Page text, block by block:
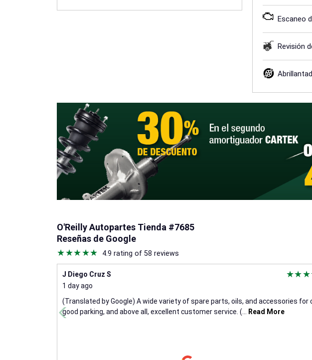
Escaneo
Revisión
O'Reilly Autopartes Tienda #7685
Reseñas de Google
4.9 rating of 58 reviews
J Diego Cruz S
1 day ago
(Translated by Google) A wide variety of spare parts, oils, and accessories for
good parking, and above all, excellent customer service. (
Read More